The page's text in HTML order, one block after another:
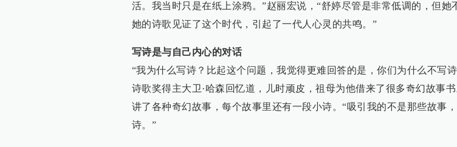
活。我当时只是在纸上涂鸦。”赵丽宏说，“舒婷尽管是非常低调的，但她
她的诗歌见证了这个时代，引起了一代人心灵的共鸣。”
写诗是与自己内心的对话
“我为什么写诗？比起这个问题，我觉得更难回答的是，你们为什么不写
诗歌奖得主大卫·哈森回忆道，儿时顽皮，祖母为他借来了很多奇幻故事
讲了各种奇幻故事，每个故事里还有一段小诗。“吸引我的不是那些故事
诗。”